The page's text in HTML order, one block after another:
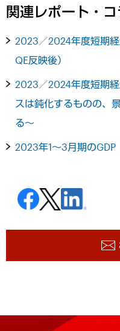
関連レポート・コ
2023／2024年度短期
QE反映後）
2023／2024年度短期
スは鈍化するものの、
る～
2023年1～3月期のGDP